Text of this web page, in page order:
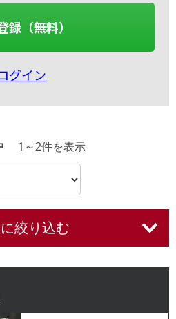
録（無料）
グイン
1 ～2件を表示
絞り込む